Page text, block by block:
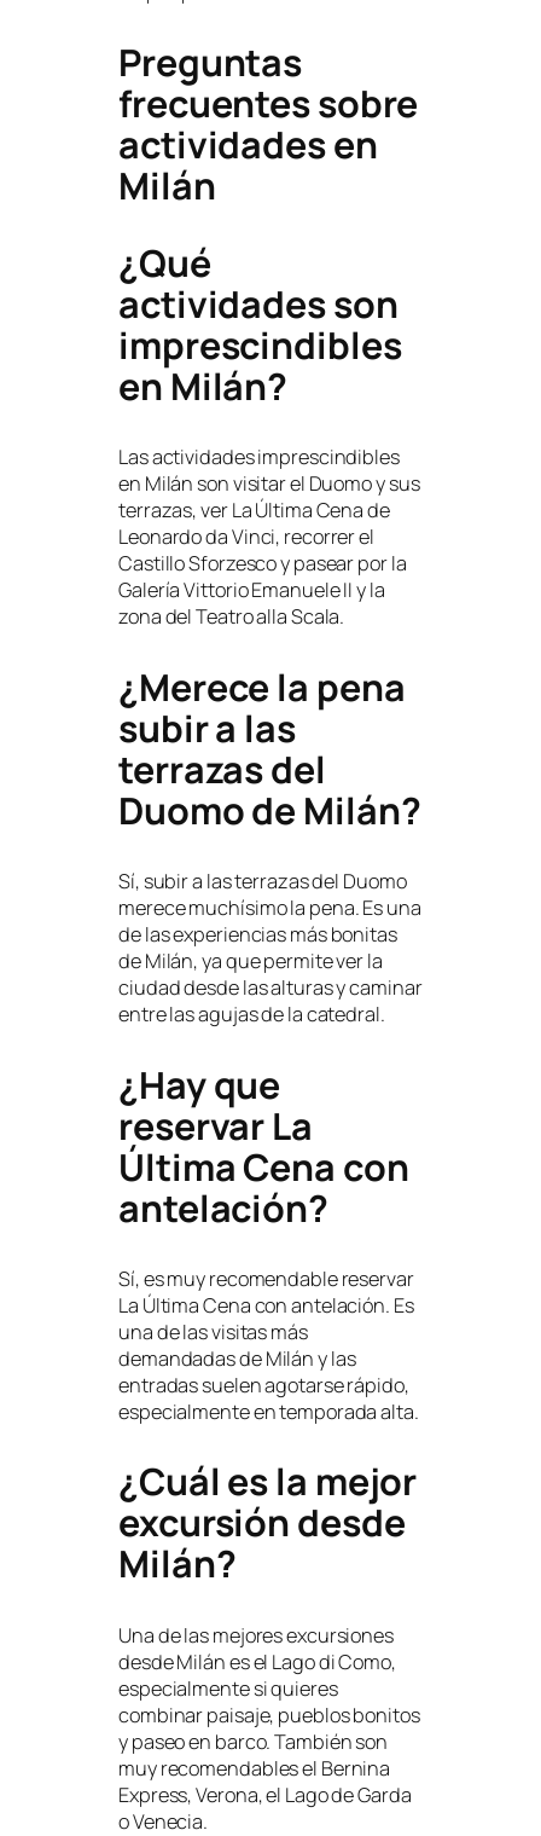
Preguntas
frecuentes sobre
actividades en
Milán
¿Qué
actividades son
imprescindibles
en Milán?
Las actividades imprescindibles
en Milán son visitar el Duomo y sus
terrazas, ver La Última Cena de
Leonardo da Vinci, recorrer el
Castillo Sforzesco y pasear por la
Galería Vittorio Emanuele II y la
zona del Teatro alla Scala.
¿Merece la pena
subir a las
terrazas del
Duomo de Milán?
Sí, subir a las terrazas del Duomo
merece muchísimo la pena. Es una
de las experiencias más bonitas
de Milán, ya que permite ver la
ciudad desde las alturas y caminar
entre las agujas de la catedral.
¿Hay que
reservar La
Última Cena con
antelación?
Sí, es muy recomendable reservar
La Última Cena con antelación. Es
una de las visitas más
demandadas de Milán y las
entradas suelen agotarse rápido,
especialmente en temporada alta.
¿Cuál es la mejor
excursión desde
Milán?
Una de las mejores excursiones
desde Milán es el Lago di Como,
especialmente si quieres
combinar paisaje, pueblos bonitos
y paseo en barco. También son
muy recomendables el Bernina
Express, Verona, el Lago de Garda
o Venecia.